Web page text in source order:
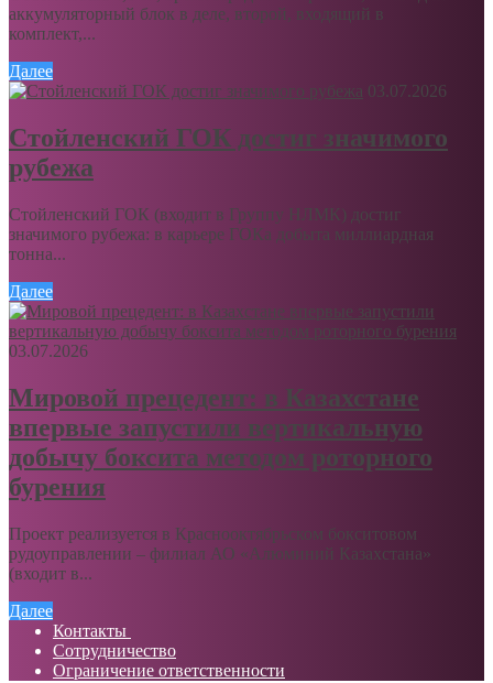
аккумуляторный блок в деле, второй, входящий в
комплект,...
Далее
03.07.2026
Стойленский ГОК достиг значимого
рубежа
Стойленский ГОК (входит в Группу НЛМК) достиг
значимого рубежа: в карьере ГОКа добыта миллиардная
тонна...
Далее
03.07.2026
Мировой прецедент: в Казахстане
впервые запустили вертикальную
добычу боксита методом роторного
бурения
Проект реализуется в Краснооктябрьском бокситовом
рудоуправлении – филиал АО «Алюминий Казахстана»
(входит в...
Далее
Контакты
Сотрудничество
Ограничение ответственности